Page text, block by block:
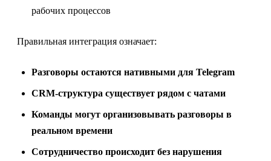
рабочих процессов
Правильная интеграция означает:
Разговоры остаются нативными для Telegram
CRM-структура существует рядом с чатами
Команды могут организовывать разговоры в
реальном времени
Сотрудничество происходит без нарушения